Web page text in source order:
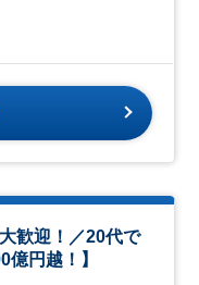
歓迎！／20代で
円越！】